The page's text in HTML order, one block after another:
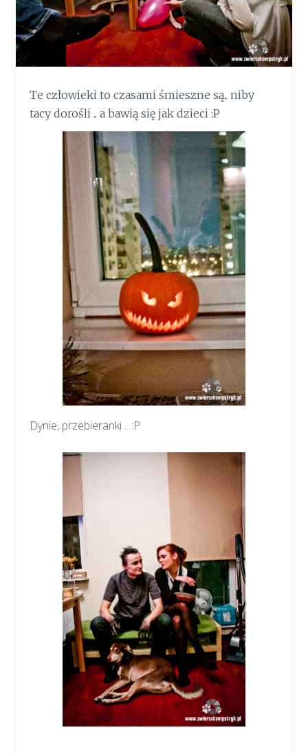
Te człowieki to czasami śmieszne są.. niby
tacy dorośli .. a bawią się jak dzieci :P
Dynie, przebieranki .. :P